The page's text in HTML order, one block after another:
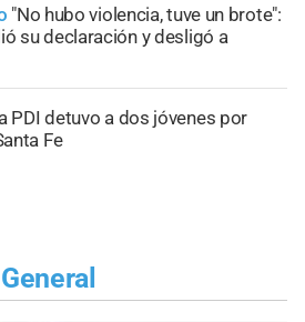
"No hubo violencia, tuve un brote":
su declaración y desligó a
PDI detuvo a dos jóvenes por
Fe